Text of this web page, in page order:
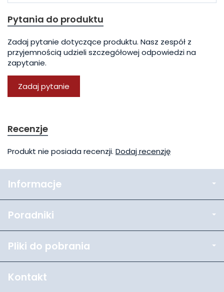
Pytania do produktu
Zadaj pytanie dotyczące produktu. Nasz zespół z
przyjemnością udzieli szczegółowej odpowiedzi na
zapytanie.
Zadaj pytanie
Recenzje
Produkt nie posiada recenzji. Dodaj recenzję
Informacje
Poradniki
Pliki do pobrania
Kontakt